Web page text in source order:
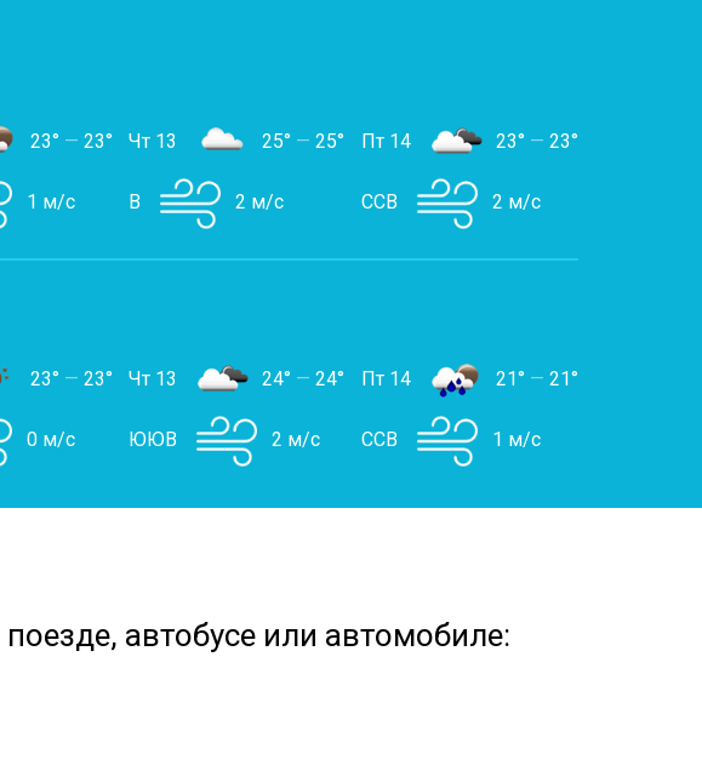
23° — 23°
1 м/с
Чт 13 25° — 25°
В 2 м/с
Пт 14 23° — 23°
ССВ 2 м/с
23° — 23°
0 м/с
Чт 13 24° — 24°
ЮЮВ 2 м/с
Пт 14 21° — 21°
ССВ 1 м/с
автобусе или автомобиле: